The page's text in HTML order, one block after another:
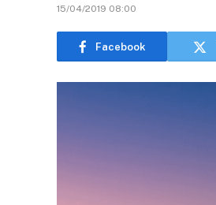
15/04/2019 08:00
Facebook